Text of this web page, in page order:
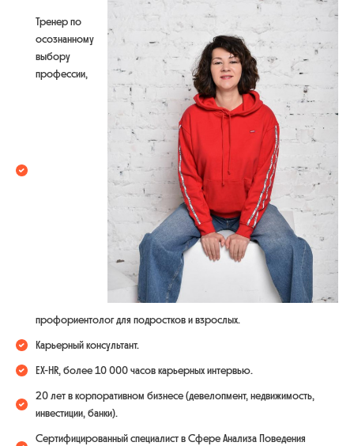
Тренер по
осознанному
выбору
профессии,
профориентолог для подростков и взрослых.
Карьерный консультант.
EX-HR, более 10 000 часов карьерных интервью.
20 лет в корпоративном бизнесе (девелопмент, недвижимость,
инвестиции, банки).
Сертифицированный специалист в Сфере Анализа Поведения